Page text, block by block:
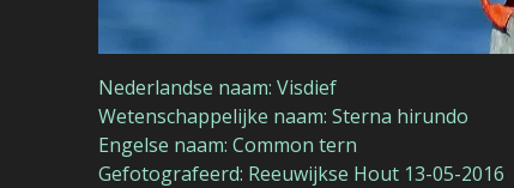
Nederlandse naam: Visdief
Wetenschappelijke naam: Sterna hirundo
Engelse naam: Common tern
Gefotografeerd: Reeuwijkse Hout 13-05-2016